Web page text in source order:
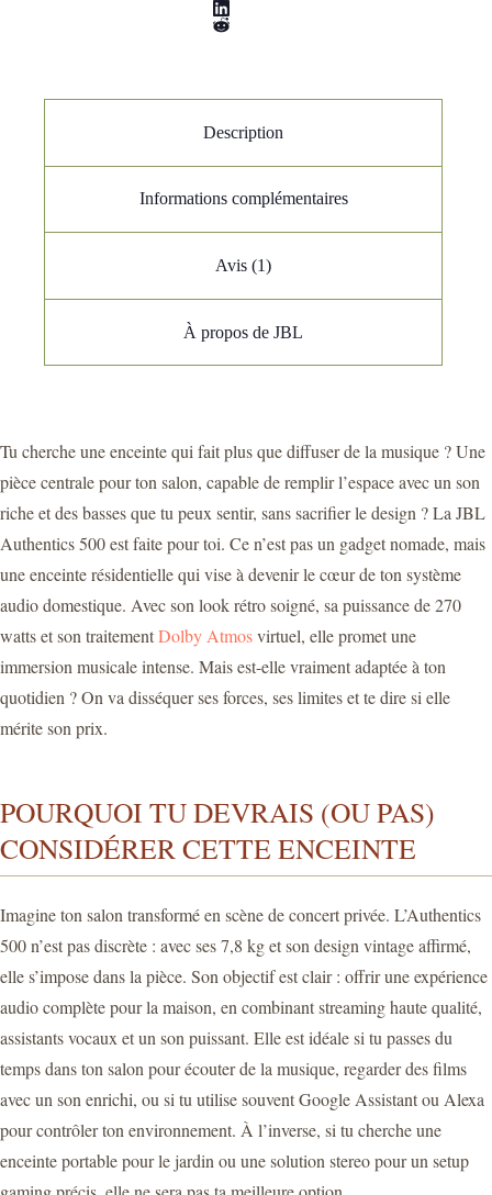
Description
Informations complémentaires
Avis (1)
À propos de JBL
Tu cherche une enceinte qui fait plus que diffuser de la musique ? Une
pièce centrale pour ton salon, capable de remplir l’espace avec un son
riche et des basses que tu peux sentir, sans sacrifier le design ? La JBL
Authentics 500 est faite pour toi. Ce n’est pas un gadget nomade, mais
une enceinte résidentielle qui vise à devenir le cœur de ton système
audio domestique. Avec son look rétro soigné, sa puissance de 270
watts et son traitementDolby Atmosvirtuel, elle promet une
immersion musicale intense. Mais est-elle vraiment adaptée à ton
quotidien ? On va disséquer ses forces, ses limites et te dire si elle
mérite son prix.
POURQUOI TU DEVRAIS (OU PAS)
CONSIDÉRER CETTE ENCEINTE
Imagine ton salon transformé en scène de concert privée. L’Authentics
500 n’est pas discrète : avec ses 7,8 kg et son design vintage affirmé,
elle s’impose dans la pièce. Son objectif est clair : offrir une expérience
audio complète pour la maison, en combinant streaming haute qualité,
assistants vocaux et un son puissant. Elle est idéale si tu passes du
temps dans ton salon pour écouter de la musique, regarder des films
avec un son enrichi, ou si tu utilise souvent Google Assistant ou Alexa
pour contrôler ton environnement. À l’inverse, si tu cherche une
enceinte portable pour le jardin ou une solution stereo pour un setup